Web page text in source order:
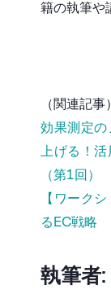
籍の執筆や
（関連記事）
効果測定
上げる！
（第1回）
【ワーク
るEC戦略
執筆者: